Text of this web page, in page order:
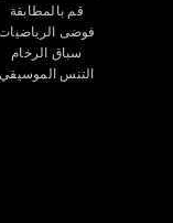
قم بالمطابقة
فوضى
سباق الرخام
التنس الموسيقي